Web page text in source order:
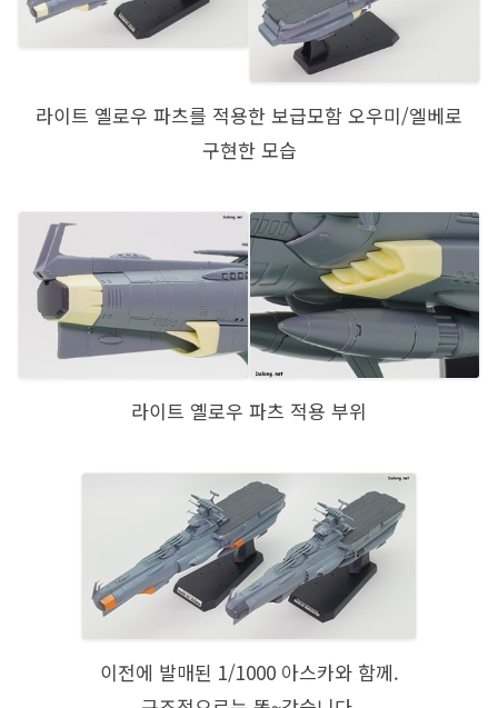
라이트 옐로우 파츠를 적용한 보급모함 오우미/엘베로
구현한 모습
라이트 옐로우 파츠 적용 부위
이전에 발매된 1/1000 아스카와 함께.